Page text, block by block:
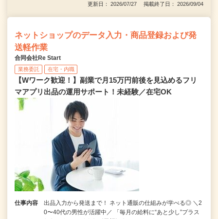
更新日： 2026/07/27 掲載終了日： 2026/09/04
ネットショップのデータ入力・商品登録および発
送軽作業
合同会社Re Start
業務委託 在宅・内職
【Wワーク歓迎！】副業で月15万円前後を見込めるフリ
マアプリ出品の運用サポート！未経験／在宅OK
仕事内容
出品入力から発送まで！ ネット通販の仕組みが学べる◎ ＼2
0〜40代の男性が活躍中／ 「毎月の給料に“あと少し”プラス